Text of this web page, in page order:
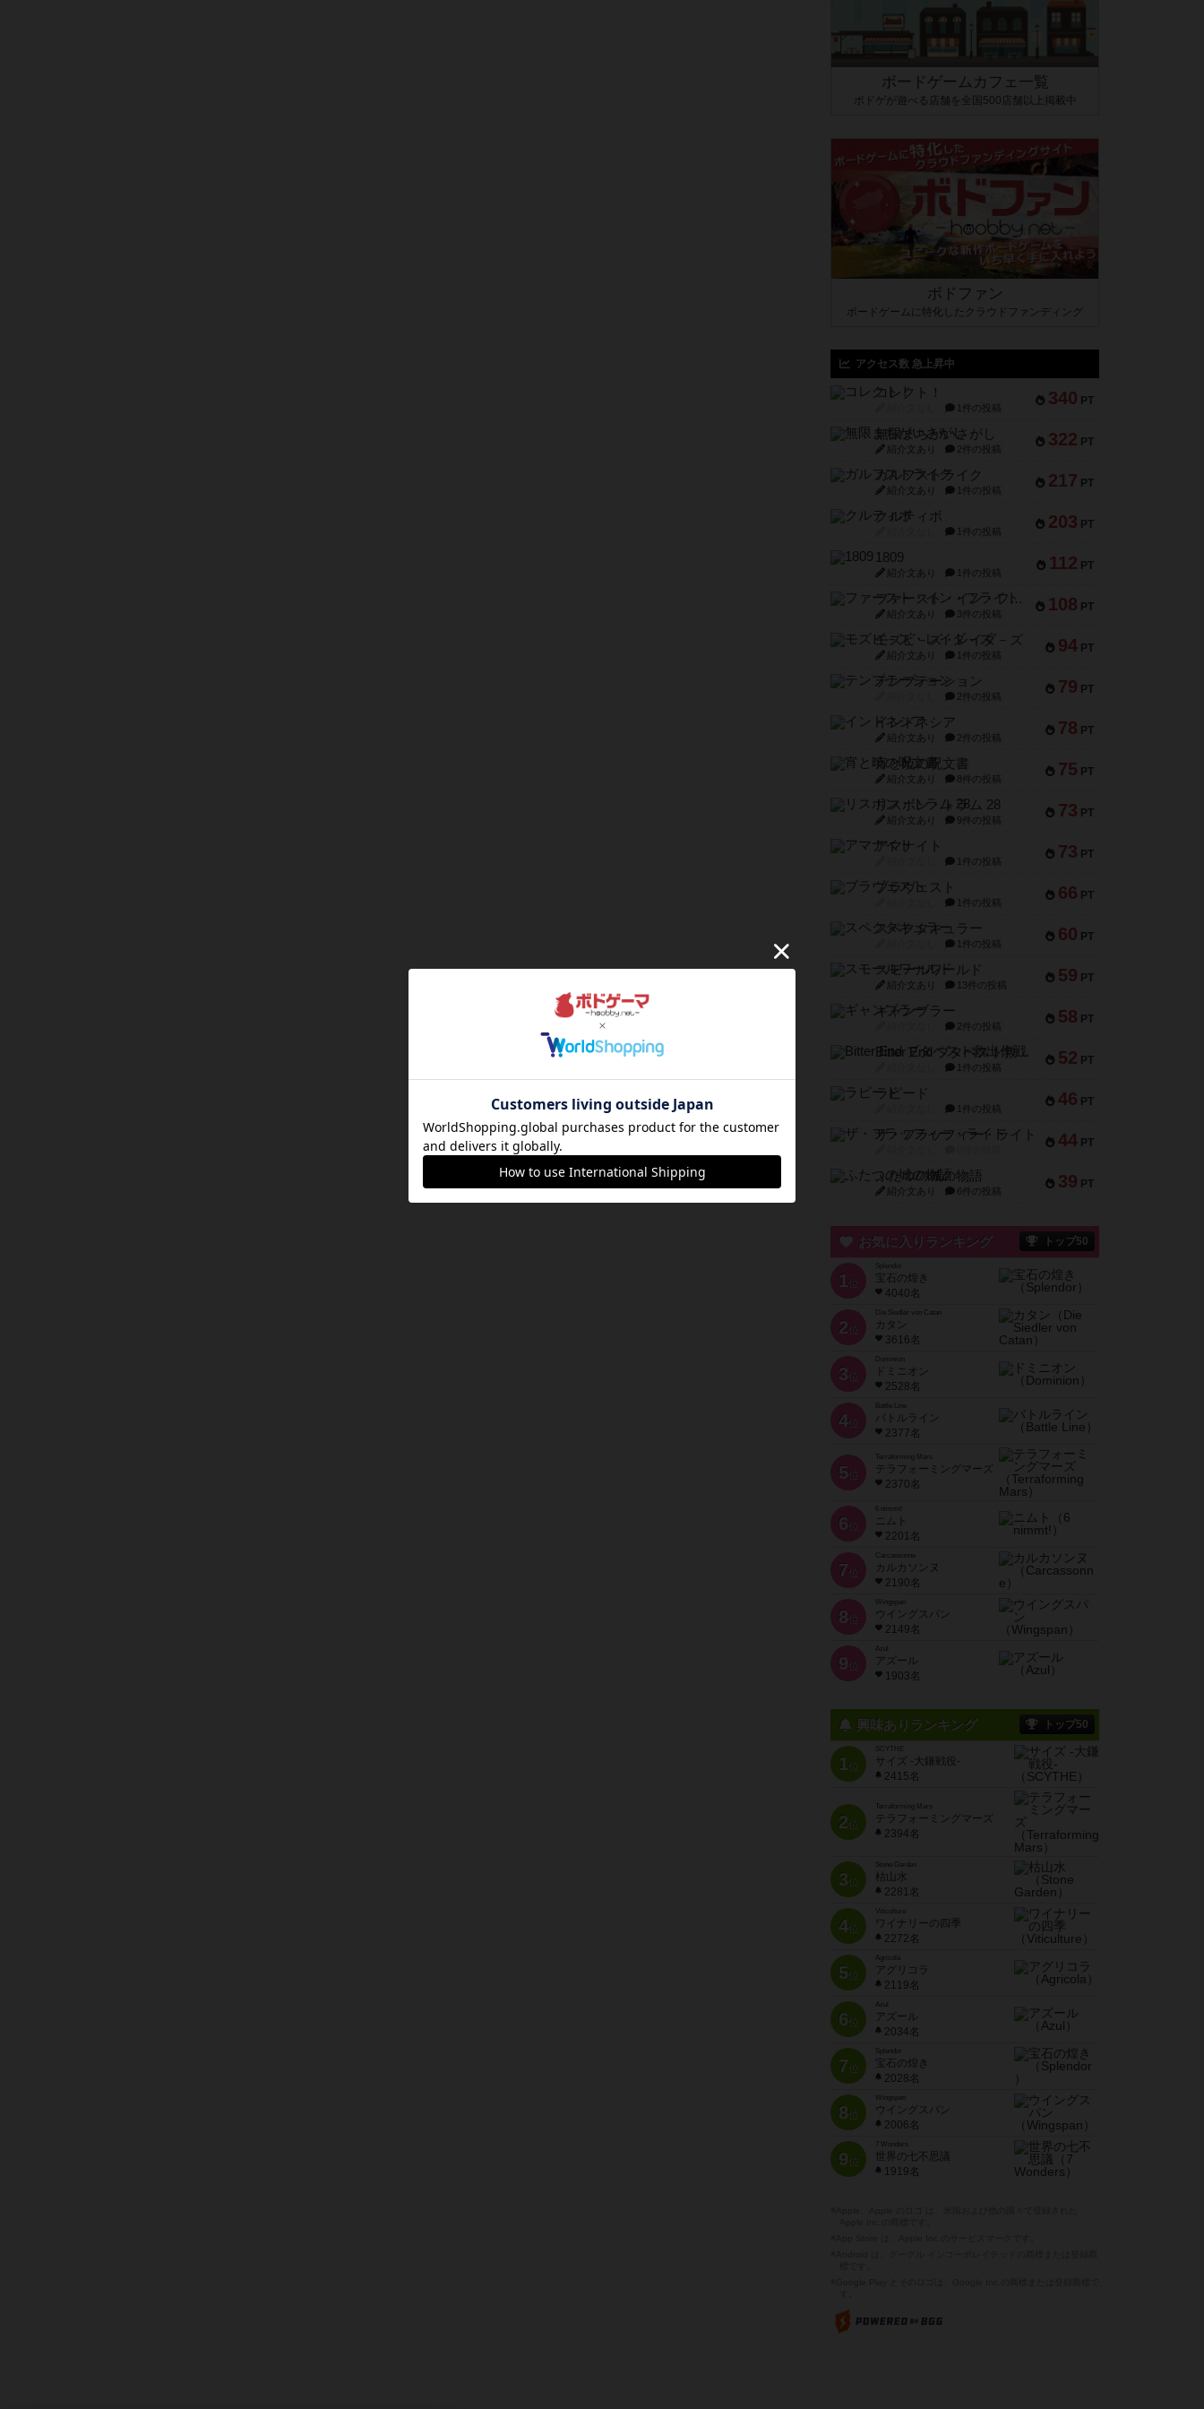
ボードゲームカフェ一覧
ボドゲが遊べる店舗を全国500店舗以上掲載中
ボドファン
ボードゲームに特化したクラウドファンディング
アクセス数 急上昇中
340 PT
コレクト！
1件の投稿
322 PT
無限まちがいさがし
紹介文あり 2件の投稿
217 PT
ガルフストライク
紹介文あり 1件の投稿
203 PT
クルティボ
1件の投稿
112 PT
1809
紹介文あり 1件の投稿
108 PT
ファースト・イン・フライト
紹介文あり 3件の投稿
94 PT
モズビ－ズ・レイダ－ズ
紹介文あり 1件の投稿
79 PT
テンプテーション
2件の投稿
78 PT
インドネシア
紹介文あり 2件の投稿
75 PT
宵と暁の呪文書
紹介文あり 8件の投稿
73 PT
リスボン・トラム 28
紹介文あり 9件の投稿
73 PT
アマナイト
1件の投稿
66 PT
ブラヴェスト
1件の投稿
60 PT
スペクタキュラー
1件の投稿
59 PT
スモールワールド
紹介文あり 13件の投稿
58 PT
ギャンブラー
2件の投稿
52 PT
Bitter End ブタペスト救出作戦
1件の投稿
46 PT
ラピード
1件の投稿
44 PT
ザ・フラッフィー・ライト
39 PT
ふたつの城の物語
紹介文あり 6件の投稿
お気に入りランキング トップ50
1 位
宝石の煌き
4040名
2 位
Die Siedler von Catan
カタン
3616名
3 位
ドミニオン
2528名
4位
Battle Line
バトルライン
2377名
5 位
Terraforming Mars
テラフォーミングマーズ
2370名
6 位
ニムト
2201名
7 位
Carcassonne
カルカソンヌ
2190名
8 位
Wingspan
ウイングスパン
2149名
9 位
Azul
アズール
1903名
興味ありランキング トップ50
1位
SCYTHE
サイズ -大鎌戦役-
2415名
2位
Terraforming Mars
テラフォーミングマーズ
2394名
3位
Stone Garden
枯山水
2281名
4位
Viticulture
ワイナリーの四季
2272名
5位
Agricola
アグリコラ
2119名
6位
Azul
アズール
2034名
7位
宝石の煌き
2028名
8位
Wingspan
ウイングスパン
2006名
9位
7 Wonders
世界の七不思議
1919名